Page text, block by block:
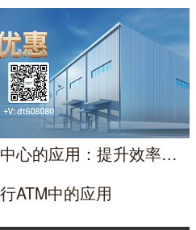
工控机在呼叫中心的应用：提升效率与稳定性的关键工具
ATM中的应用